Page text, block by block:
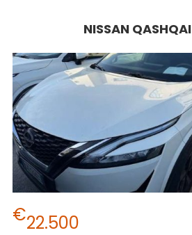
NISSAN QASHQAI
€22.500